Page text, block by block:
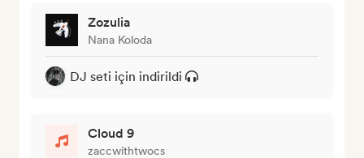
Zozulia
Nana Koloda
DJ seti için indirildi
Cloud 9
zaccwithtwocs